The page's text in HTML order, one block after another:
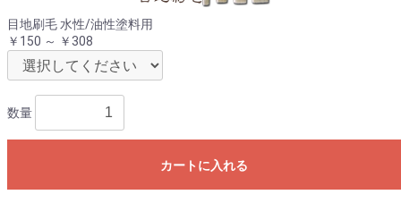
目地刷毛 水性/油性塗料用
￥150 ～ ￥308
数量
カートに入れる